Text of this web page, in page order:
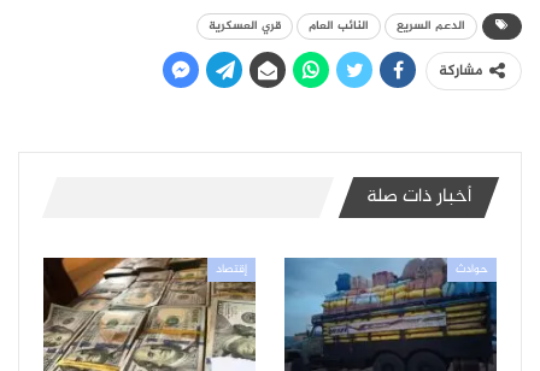
الدعم السريع النائب العام قري العسكرية
مشاركة
أخبار ذات صلة
حوادث إقتصاد